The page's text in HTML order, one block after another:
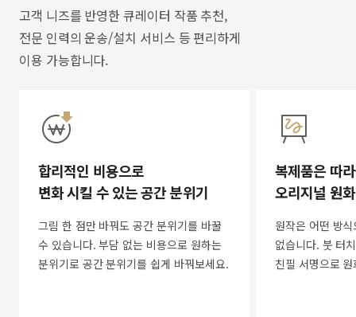
고객 니즈를 반영한 큐레이터 작품 추천,
전문 인력의 운송/설치 서비스 등 편리하게
이용 가능합니다.
합리적인 비용으로
변화 시킬 수 있는 공간 분위기
그림 한 점만 바꿔도 공간 분위기를 바꿀
수 있습니다. 부담 없는 비용으로 원하는
분위기로 공간 분위기를 쉽게 바꿔보세요.
복제품은 따
오리지널 원
원작은 어떤 방
없습니다. 붓 터
친필 서명으로